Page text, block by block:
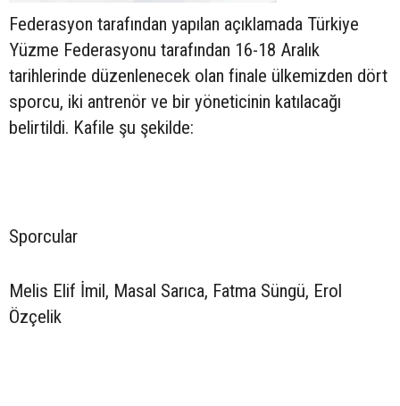
Federasyon tarafından yapılan açıklamada Türkiye
Yüzme Federasyonu tarafından 16-18 Aralık
tarihlerinde düzenlenecek olan finale ülkemizden dört
sporcu, iki antrenör ve bir yöneticinin katılacağı
belirtildi. Kafile şu şekilde:
Sporcular
Melis Elif İmil, Masal Sarıca, Fatma Süngü, Erol
Özçelik